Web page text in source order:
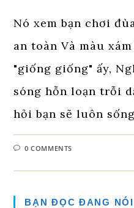
Nó xem bạn chơi
an toàn Và màu
"giống giống" ấy,
sóng hỗn loạn trỗi
hỏi bạn sẽ luôn
0 COMMENTS
BẠN ĐỌC ĐANG